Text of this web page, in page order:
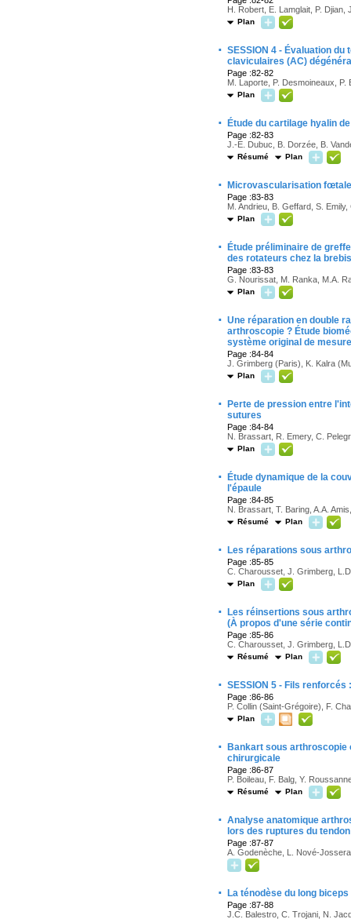
H. Robert, E. Lamglait, P.
Plan
· SESSION 4 - Évaluation
claviculaires (AC)
Page :82-82
M. Laporte, P. Desmoineaux,
Plan
· Étude du cartilage hyalin
Page :82-83
J.-E. Dubuc, B. Dorzée, B.
Résumé Plan
· Microvascularisation
Page :83-83
M. Andrieu, B. Geffard, S.
Plan
·
Étude préliminaire de
des rotateurs chez la brebis
Page :83-83
G. Nourissat, M. Ranka, M.A.
Plan
· Une réparation en double
arthroscopie ? Étude
système original de
Page :84-84
J. Grimberg (Paris), K. Kalra
Plan
·
Perte de pression entre
sutures
Page :84-84
N. Brassart, R. Emery, C.
Plan
·
Étude dynamique de la
l'épaule
Page :84-85
N. Brassart, T. Baring, A.A.
Résumé Plan
· Les réparations sous
Page :85-85
C. Charousset, J. Grimberg,
Plan
·
Les réinsertions sous
(À propos d'une série
Page :85-86
C. Charousset, J. Grimberg,
Résumé Plan
· SESSION 5 - Fils
Page :86-86
P. Collin (Saint-Grégoire), F.
Plan
·
Bankart sous arthroscopie
chirurgicale
Page :86-87
P. Boileau, F. Balg, Y.
Résumé Plan
· Analyse anatomique
lors des ruptures du
Page :87-87
A. Godenèche, L. Nové-
· La ténodèse du long
Page :87-88
J.C. Balestro, C. Trojani, N.